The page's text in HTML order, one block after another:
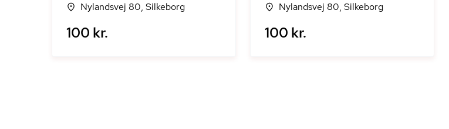
Nylandsvej 80, Silkeborg
100 kr.
Nylandsvej 80, Silkeborg
100 kr.